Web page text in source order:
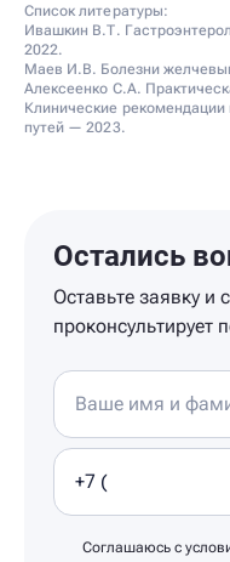
Список литературы:
Ивашкин В.Т.
2022.
Маев И.В. Болезни
Алексеенко С.А.
Клинические
путей — 2023.
Остались
Оставьте заявку и
Соглашаюсь с